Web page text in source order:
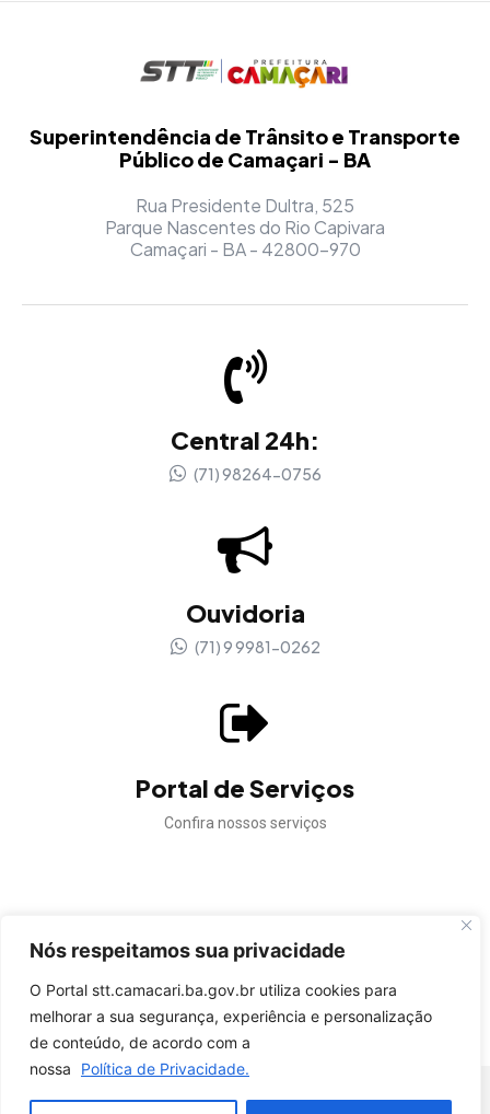
Nós respeitamos sua privacidade
O Portal stt.camacari.ba.gov.br utiliza cookies para
melhorar a sua segurança, experiência e personalização
de conteúdo, de acordo com a
nossa
Política de Privacidade.
Superintendência de Trânsito e Transporte
Público de Camaçari - BA
Rua Presidente Dultra, 525
Parque Nascentes do Rio Capivara
Camaçari - BA - 42800-970
Central 24h:
(71) 98264-0756
Ouvidoria
(71) 9 9981-0262
Portal de Serviços
Confira nossos serviços
Confira a autenticidade dos documentos gerados pela
STT Camaçari.
VALIDAR DOCUMENTO